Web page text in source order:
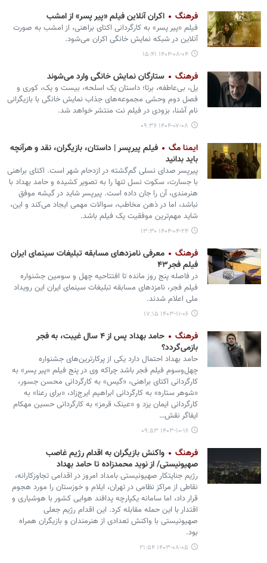
فرهنگ اکران آنلاین فیلم «پیر پسر» از امشب
فیلم «پیر پسر» به کارگردانی اکتای براهنی، از امشب به صورت
آنلاین در شبکه نمایش خانگی اکران می‌شود.
۱۴۰۴-۰۸-۰۴ ۱۵:۴۱
فرهنگ ستارگان نمایش خانگی وارد می‌شوند
یل، بی‌عاطفه، برتا؛ داستان یک اسلحه، بیست و یک، کوری و
فصل دوم وحشی مجموعه‌های جذاب نمایش خانگی با بازیگرانی
نام آشنا، بزودی در فیلم نت منتشر خواهد شد.
۱۴۰۴-۰۷-۰۸ ۰۹:۳۶
ایمنا مگ
فیلم پیرپسر | داستان، بازیگران، نقد و هرآنچه
باید بدانید
پیرپسر صدای نسلی گم‌گشته در ازدحام شهر است. اکتای براهنی
با جسارت، سکوت نسل تنها را به تصویر کشیده و حامد بهداد با
هنرمندی، آن را جان داده است. پیرپسر شاید در گیشه موفق
نباشد، اما در ذهن مخاطب، سوالات مهمی ایجاد می‌کند و این،
شاید مهم‌ترین موفقیت یک فیلم باشد.
۱۴۰۴-۰۴-۲۴ ۱۳:۳۰
فرهنگ
معرفی نامزدهای مسابقه تبلیغات سینمای ایران
فیلم فجر۴۳
در فاصله پنج روز مانده تا افتتاحیه چهل و سومین جشنواره
فیلم فجر، نامزدهای مسابقه تبلیغات سینمای ایران این رویداد
ملی اعلام شدند.
۱۴۰۳-۱۱-۰۶ ۱۷:۱۵
فرهنگ
حامد بهداد پس از ۴ سال غیبت، به فجر
بازمی‌گردد؟
حامد بهداد احتمال دارد یکی از پرکارترین‌های جشنواره
چهل‌وسوم فیلم فجر باشد چراکه وی در پنج فیلم «پیر پسر» به
کارگردانی اکتای براهنی، «گیس» به کارگردانی محسن جسور،
«شوهر ستاره» به کارگردانی ابراهیم ایرج‌زاد، «برای رعنا» به
کارگردانی ایمان یزد و «عینک قرمز» به کارگردانی حسین مهکام
ایفاگر نقش…
۱۴۰۳-۱۰-۱۶ ۰۹:۵۳
فرهنگ
واکنش بازیگران به اقدام رژیم غاصب
صهیونیستی/ از نوید محمدزاده تا حامد بهداد
رژیم جنایتکار صهیونیستی بامداد امروز در اقدامی تجاوزکارانه،
نقاطی از مراکز نظامی در تهران، ایلام و خوزستان را مورد هجوم
قرار داد، اما سامانه یکپارچه پدافند هوایی کشور با هوشیاری و
اقتدار با این حمله مقابله کرد. این اقدام رژیم جعلی
صهیونیستی با واکنش تعدادی از هنرمندان و بازیگران همراه
بود.
۱۴۰۳-۰۸-۰۵ ۲۱:۵۴